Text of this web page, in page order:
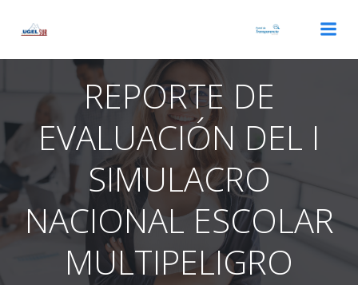
REPORTE DE
EVALUACIÓN DEL I
SIMULACRO
NACIONAL ESCOLAR
MULTIPELIGRO